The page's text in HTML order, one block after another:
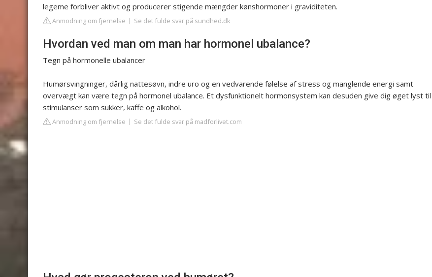
legeme forbliver aktivt og producerer stigende mængder kønshormoner i graviditeten.
Anmodning om fjernelse Se det fulde svar på sundhed.dk
Hvordan ved man om man har hormonel ubalance?
Tegn på hormonelle ubalancer
Humørsvingninger, dårlig nattesøvn, indre uro og en vedvarende følelse af stress og manglende energi samt
overvægt kan være tegn på hormonel ubalance. Et dysfunktionelt hormonsystem kan desuden give dig øget lyst til
stimulanser som sukker, kaffe og alkohol.
Anmodning om fjernelse Se det fulde svar på madforlivet.com